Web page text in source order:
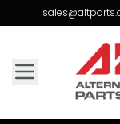
Skip to Content